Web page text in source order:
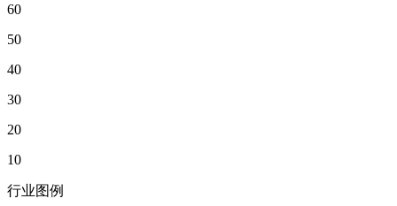
60
50
40
30
20
10
行业图例